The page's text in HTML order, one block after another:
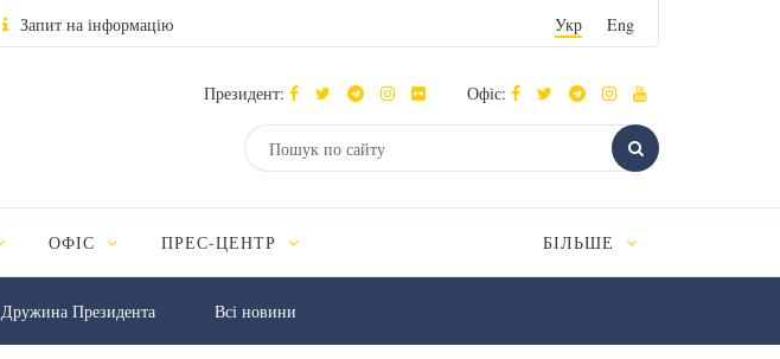
Запит на інформацію Укр Eng
Президент: Офіс:
ОФІС ПРЕС-ЦЕНТР БІЛЬШЕ
Дружина Президента Всі новини